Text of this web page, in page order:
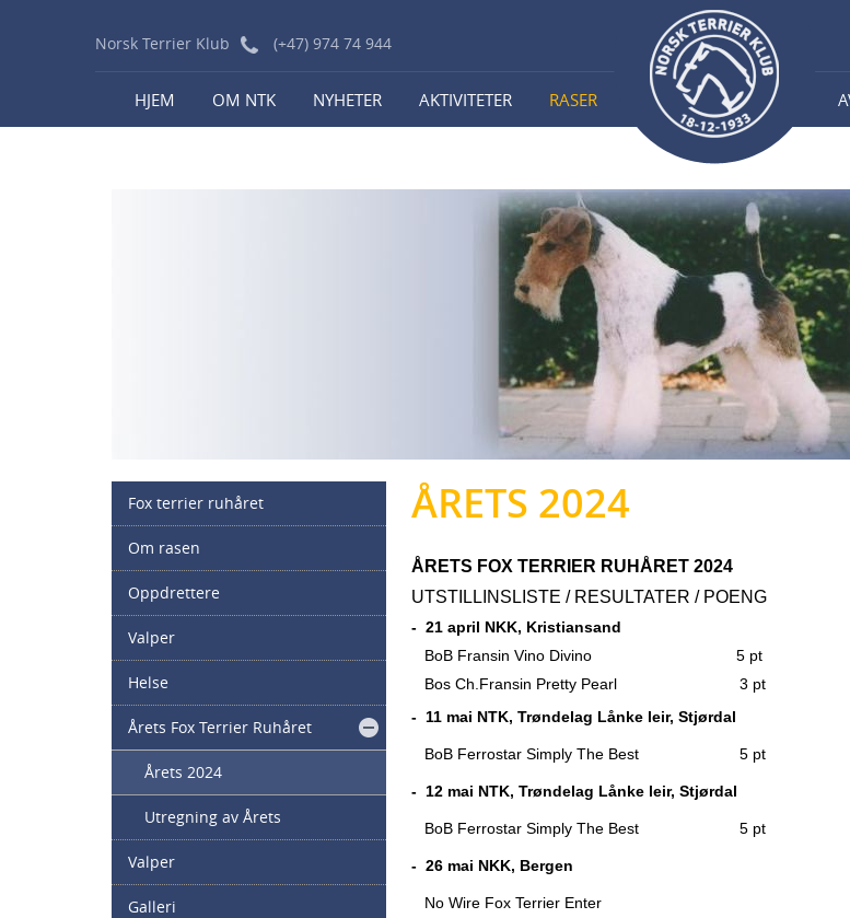
Norsk Terrier Klub (+47) 974 74 944
HJEM OM NTK NYHETER AKTIVITETER RASER
Fox terrier ruhåret
Om rasen
Oppdrettere
Valper
Helse
Årets Fox Terrier Ruhåret
Årets 2024
Utregning av Årets
Valper
Galleri
ÅRETS 2024
ÅRETS FOX TERRIER RUHÅRET 2024
UTSTILLINSLISTE / RESULTATER / POENG
- 21 april NKK, Kristiansand
BoB Fransin Vino Divino 5 pt
Bos Ch.Fransin Pretty Pearl 3 pt
- 11 mai NTK, Trøndelag Lånke leir, Stjørdal
BoB Ferrostar Simply The Best 5 pt
- 12 mai NTK, Trøndelag Lånke leir, Stjørdal
BoB Ferrostar Simply The Best 5 pt
- 26 mai NKK, Bergen
No Wire Fox Terrier Enter